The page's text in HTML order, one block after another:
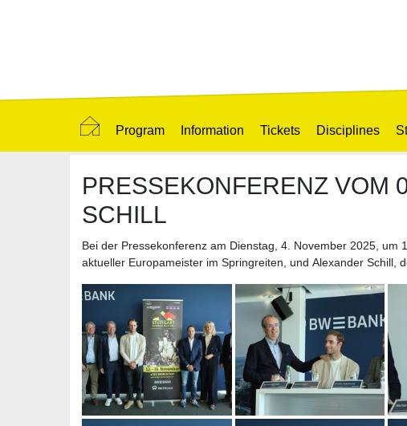
Program Information Tickets Disciplines
PRESSEKONFERENZ VOM
SCHILL
Bei der Pressekonferenz am Dienstag, 4. November 2025, um
aktueller Europameister im Springreiten, und Alexander Schill,